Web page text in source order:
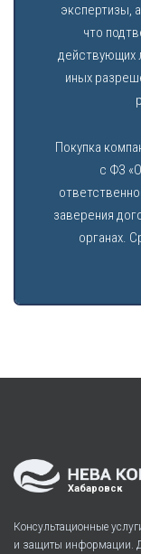
экспертизы,
что
действующих
иных
Покупка
с ФЗ
заверения
органах.
Хабаровск
Консультационные
и защиты информации.